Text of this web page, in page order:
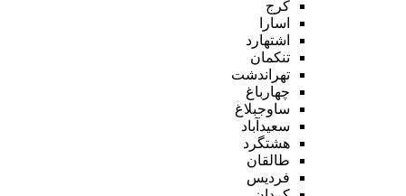
کرج
اسارا
اشتهارد
تنکمان
تهراندشت
چهارباغ
ساوجبلاغ
سعیدآباد
هشتگرد
طالقان
فردیس